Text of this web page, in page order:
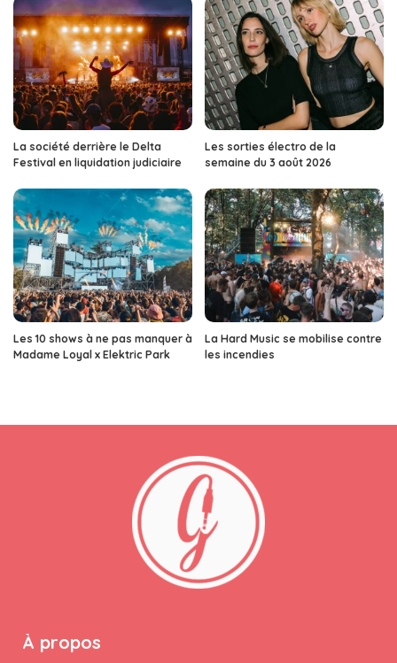
La société derrière le Delta
Festival en liquidation judiciaire
Les sorties électro de la
semaine du 3 août 2026
Les 10 shows à ne pas manquer à
Madame Loyal x Elektric Park
La Hard Music se mobilise contre
les incendies
À propos